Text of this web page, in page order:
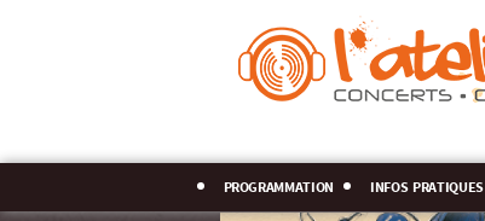
programmation infos pratiques